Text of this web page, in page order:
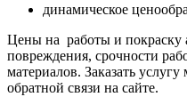
динамическое
Цены на работы и покраску
повреждения, срочности
материалов. Заказать
обратной связи на сайте.